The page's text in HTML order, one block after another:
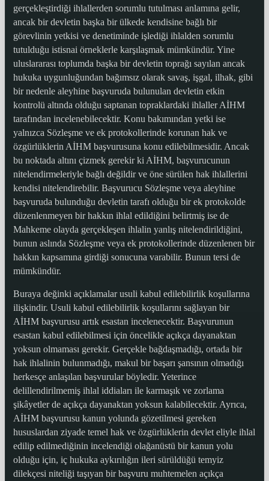
gerçekleştirdiği ihlallerden sorumlu tutulması anlamına gelir,
ancak bir devletin başka bir ülkede kendisine bağlı bir
görevlinin yetkisi ve denetiminde işlediği ihlalden sorumlu
tutulduğu istisnai örneklerle karşılaşmak mümkündür. Yine
uluslararası toplumda başka bir devletin toprağı sayılan ancak
hukuka uygunluğundan bağımsız olarak savaş, işgal, ilhak, gibi
bir nedenle aleyhine başvuruda bulunulan devletin etkin
kontrolü altında olduğu saptanan topraklardaki ihlaller AİHM
tarafından incelenebilecektir. Konu bakımından yetki ise
yalnızca Sözleşme ve ek protokollerinde korunan hak ve
özgürlüklerin AİHM başvurusuna konu edilebilmesidir. Ancak
bu noktada altını çizmek gerekir ki AİHM, başvurucunun
nitelendirmeleriyle bağlı değildir ve öne sürülen hak ihlallerini
kendisi nitelendirebilir. Başvurucu Sözleşme veya aleyhine
başvuruda bulunduğu devletin tarafı olduğu bir ek protokolde
düzenlenmeyen bir hakkın ihlal edildiğini belirtmiş ise de
Mahkeme olayda gerçekleşen ihlalin yanlış nitelendirildiğini,
bunun aslında Sözleşme veya ek protokollerinde düzenlenen bir
hakkın kapsamına girdiği sonucuna varabilir. Bunun tersi de
mümkündür.
Buraya değinki açıklamalar usuli kabul edilebilirlik koşullarına
ilişkindir. Usuli kabul edilebilirlik koşullarını sağlayan bir
AİHM başvurusu artık esastan incelenecektir. Başvurunun
esastan kabul edilebilmesi için öncelikle açıkça dayanaktan
yoksun olmaması gerekir. Gerçekle bağdaşmadığı, ortada bir
hak ihlalinin bulunmadığı, makul bir başarı şansının olmadığı
herkesçe anlaşılan başvurular böyledir. Yeterince
delillendirilmemiş ihlal iddiaları ile karmaşık ve zorlama
şikâyetler de açıkça dayanaktan yoksun kalabilecektir. Ayrıca,
AİHM başvurusu kanun yolunda gözetilmesi gereken
hususlardan ziyade temel hak ve özgürlüklerin devlet eliyle ihlal
edilip edilmediğinin incelendiği olağanüstü bir kanun yolu
olduğu için, iç hukuka aykırılığın ileri sürüldüğü temyiz
dilekçesi niteliği taşıyan bir başvuru muhtemelen açıkça